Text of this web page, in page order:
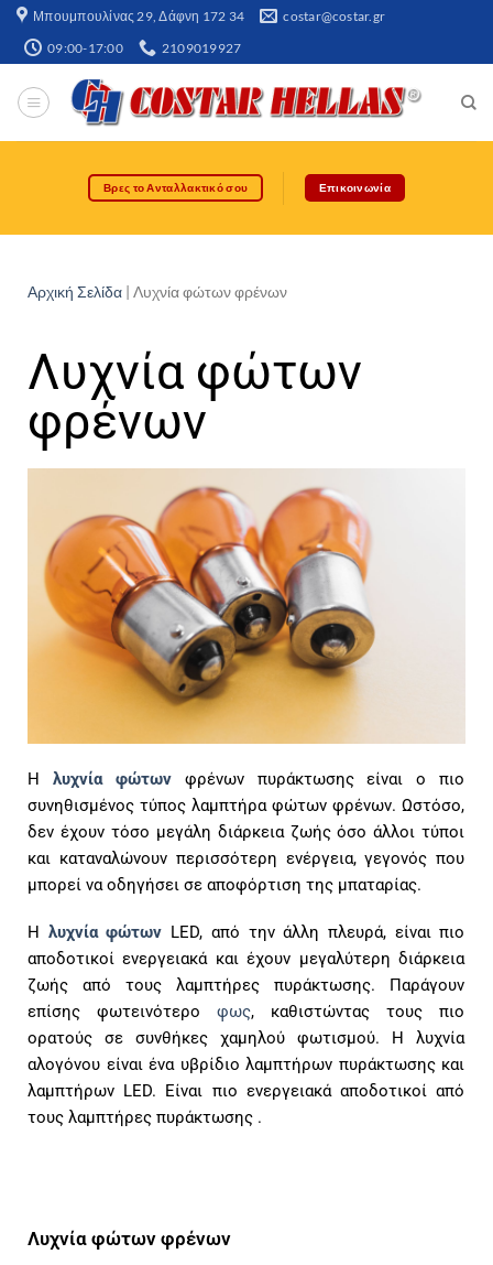
Μπουμπουλίνας 29, Δάφνη 172 34​ costar@costar.gr
09:00-17:00 2109019927
Βρες το Ανταλλακτικό σου Επικοινωνία
Αρχική Σελίδα | Λυχνία φώτων φρένων
Λυχνία φώτων
φρένων
Η λυχνία φώτων
φρένων πυράκτωσης είναι ο πιο
συνηθισμένος τύπος λαμπτήρα φώτων φρένων. Ωστόσο,
δεν έχουν τόσο μεγάλη διάρκεια ζωής όσο άλλοι τύποι
και καταναλώνουν περισσότερη ενέργεια, γεγονός που
μπορεί να οδηγήσει σε αποφόρτιση της μπαταρίας.
Η λυχνία φώτων LED, από την άλλη πλευρά, είναι πιο
αποδοτικοί ενεργειακά και έχουν μεγαλύτερη διάρκεια
ζωής από τους λαμπτήρες πυράκτωσης. Παράγουν
επίσης φωτεινότεροφως, καθιστώντας τους πιο
ορατούς σε συνθήκες χαμηλού φωτισμού. Η λυχνία
αλογόνου είναι ένα υβρίδιο λαμπτήρων πυράκτωσης και
λαμπτήρων LED. Είναι πιο ενεργειακά αποδοτικοί από
τους λαμπτήρες πυράκτωσης .
Λυχνία φώτων φρένων